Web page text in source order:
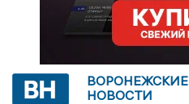
ВОРОНЕЖСКИЕ
НОВОСТИ